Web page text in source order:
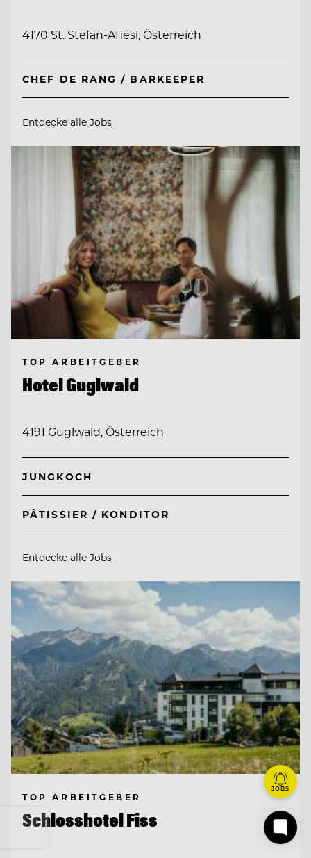
4170 St. Stefan-Afiesl, Österreich
CHEF DE RANG / BARKEEPER
Entdecke alle Jobs
TOP ARBEITGEBER
Hotel Guglwald
4191 Guglwald, Österreich
JUNGKOCH
PÂTISSIER / KONDITOR
Entdecke alle Jobs
TOP ARBEITGEBER
Schlosshotel Fiss
JOBS